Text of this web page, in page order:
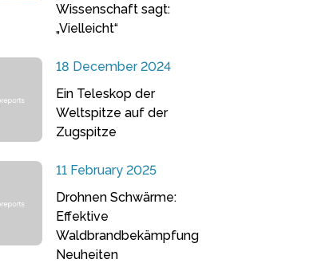
Wissenschaft sagt:
„Vielleicht“
18 December 2024
Ein Teleskop der
Weltspitze auf der
Zugspitze
11 February 2025
Drohnen Schwärme:
Effektive
Waldbrandbekämpfung
Neuheiten